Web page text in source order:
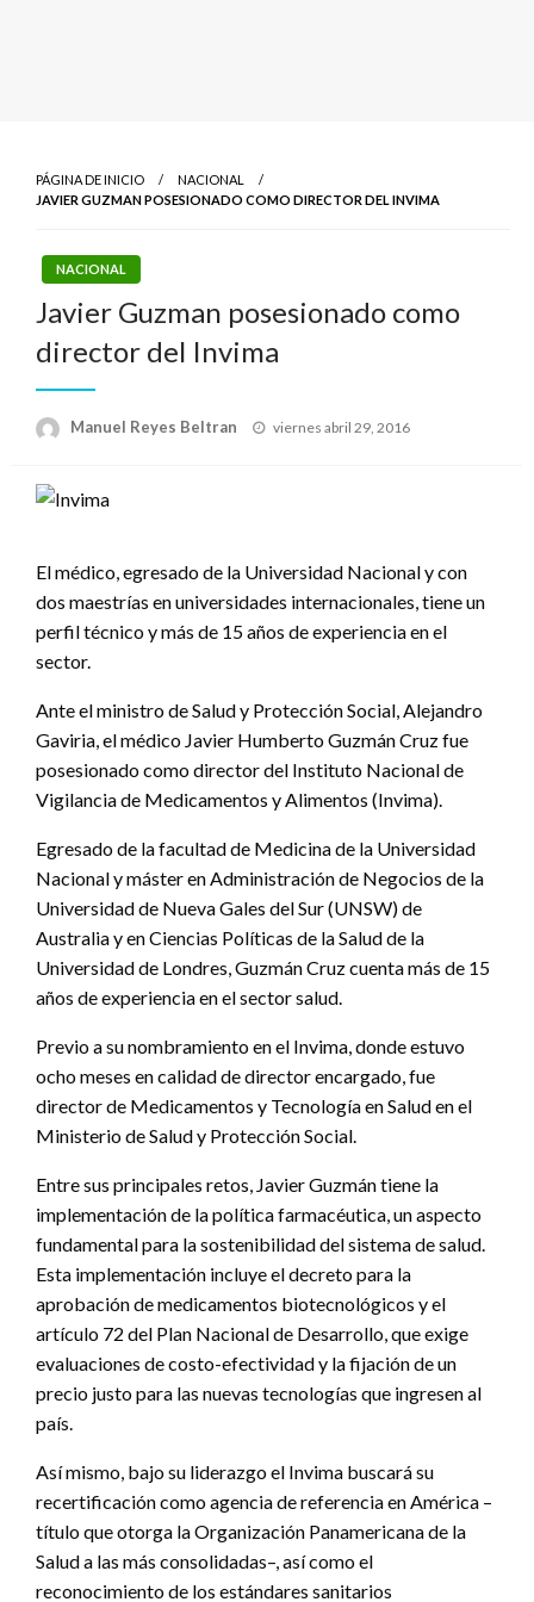
PÁGINA DE INICIO
NACIONAL
JAVIER GUZMAN POSESIONADO COMO DIRECTOR DEL INVIMA
NACIONAL
Javier Guzman posesionado como
director del Invima
Manuel Reyes Beltran
Publicado
viernes abril 29, 2016
El médico, egresado de la Universidad Nacional y con
dos maestrías en universidades internacionales, tiene un
perfil técnico y más de 15 años de experiencia en el
sector.
Ante el ministro de Salud y Protección Social, Alejandro
Gaviria, el médico Javier Humberto Guzmán Cruz fue
posesionado como director del Instituto Nacional de
Vigilancia de Medicamentos y Alimentos (Invima).
Egresado de la facultad de Medicina de la Universidad
Nacional y máster en Administración de Negocios de la
Universidad de Nueva Gales del Sur (UNSW) de
Australia y en Ciencias Políticas de la Salud de la
Universidad de Londres, Guzmán Cruz cuenta más de 15
años de experiencia en el sector salud.
Previo a su nombramiento en el Invima, donde estuvo
ocho meses en calidad de director encargado, fue
director de Medicamentos y Tecnología en Salud en el
Ministerio de Salud y Protección Social.
Entre sus principales retos, Javier Guzmán tiene la
implementación de la política farmacéutica, un aspecto
fundamental para la sostenibilidad del sistema de salud.
Esta implementación incluye el decreto para la
aprobación de medicamentos biotecnológicos y el
artículo 72 del Plan Nacional de Desarrollo, que exige
evaluaciones de costo-efectividad y la fijación de un
precio justo para las nuevas tecnologías que ingresen al
país.
Así mismo, bajo su liderazgo el Invima buscará su
recertificación como agencia de referencia en América –
título que otorga la Organización Panamericana de la
Salud a las más consolidadas–, así como el
reconocimiento de los estándares sanitarios